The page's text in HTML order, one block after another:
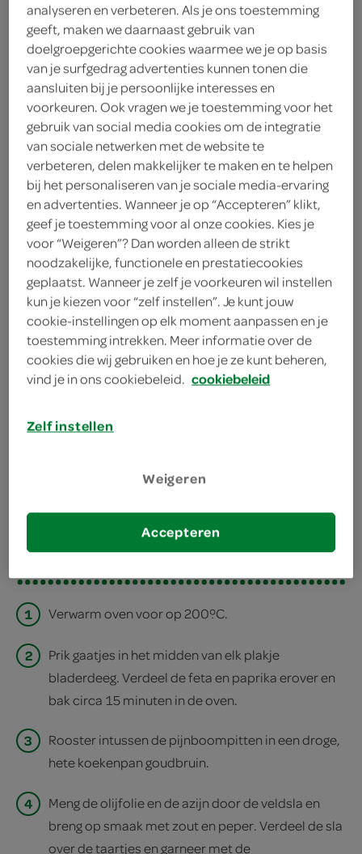
ingrediënten
70 gram veldsla
1 eetlepel rodewijnazijn
2 eetlepels olijfolie
25 gram pijnboompitten
1 rode paprika
250 gram feta
4 plakjes bladerdeeg
kies je winkel
print recept
1 Verwarm oven voor op 200ºC.
2
Prik gaatjes in het midden van elk plakje
bladerdeeg. Verdeel de feta en paprika erover en
bak circa 15 minuten in de oven.
3
Rooster intussen de pijnboompitten in een droge,
hete koekenpan goudbruin.
4
Meng de olijfolie en de azijn door de veldsla en
breng op smaak met zout en peper. Verdeel de sla
over de taartjes en garneer met de
analyseren en verbeteren. Als je ons toestemming
geeft, maken we daarnaast gebruik van
doelgroepgerichte cookies waarmee we je op basis
van je surfgedrag advertenties kunnen tonen die
aansluiten bij je persoonlijke interesses en
voorkeuren. Ook vragen we je toestemming voor het
gebruik van social media cookies om de integratie
van sociale netwerken met de website te
verbeteren, delen makkelijker te maken en te helpen
bij het personaliseren van je sociale media-ervaring
en advertenties. Wanneer je op “Accepteren” klikt,
geef je toestemming voor al onze cookies. Kies je
voor “Weigeren”? Dan worden alleen de strikt
noodzakelijke, functionele en prestatiecookies
geplaatst. Wanneer je zelf je voorkeuren wil instellen
kun je kiezen voor “zelf instellen”. Je kunt jouw
cookie-instellingen op elk moment aanpassen en je
toestemming intrekken. Meer informatie over de
cookies die wij gebruiken en hoe je ze kunt beheren,
vind je in ons cookiebeleid. cookiebeleid
Zelf instellen
Weigeren
Accepteren